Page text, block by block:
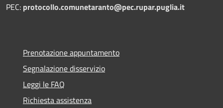
PEC: protocollo.comunetaranto@pec.rupar.puglia.it
Prenotazione appuntamento
Segnalazione disservizio
Leggi le FAQ
Richiesta assistenza